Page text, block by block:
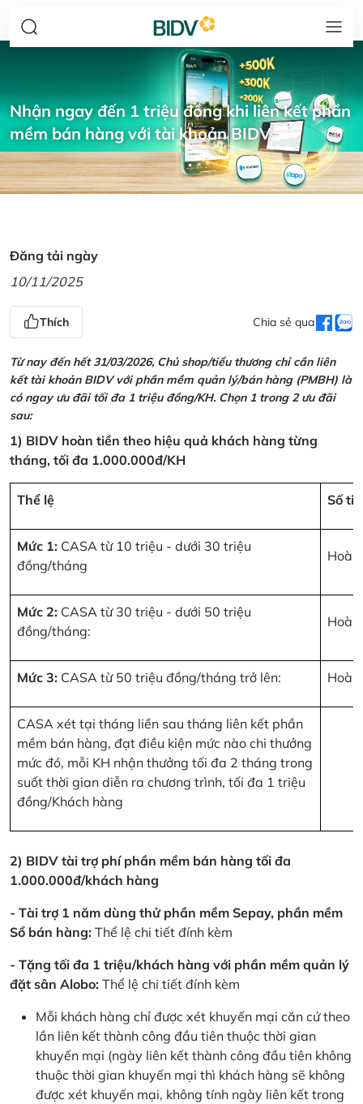
Nhận ngay đến 1 triệu đồng khi liên kết phần
mềm bán hàng với tài khoản BIDV
Đăng tải ngày
10/11/2025
Thích Chia sẻ qua
Từ nay đến hết 31/03/2026, Chủ shop/tiểu thương chỉ cần liên
kết tài khoản BIDV với phần mềm quản lý/bán hàng (PMBH) là
có ngay ưu đãi tối đa 1 triệu đồng/KH. Chọn 1 trong 2 ưu đãi
sau:
1) BIDV hoàn tiền theo hiệu quả khách hàng từng
tháng, tối đa 1.000.000đ/KH
Thể lệ Số
Mức 1: CASA từ 10 triệu - dưới 30 triệu
đồng/tháng
Mức 2: CASA từ 30 triệu - dưới 50 triệu
đồng/tháng:
Mức 3: CASA từ 50 triệu đồng/tháng trở lên:
CASA xét tại tháng liền sau tháng liên kết phần
mềm bán hàng, đạt điều kiện mức nào chi thưởng
mức đó, mỗi KH nhận thưởng tối đa 2 tháng trong
suốt thời gian diễn ra chương trình, tối đa 1 triệu
đồng/Khách hàng
2) BIDV tài trợ phí phần mềm bán hàng tối đa
1.000.000đ/khách hàng
- Tài trợ 1 năm dùng thử phần mềm Sepay, phần mềm
Sổ bán hàng: Thể lệ chi tiết đính kèm
- Tặng tối đa 1 triệu/khách hàng với phần mềm quản lý
đặt sân Alobo: Thể lệ chi tiết đính kèm
Mỗi khách hàng chỉ được xét khuyến mại căn cứ theo
lần liên kết thành công đầu tiên thuộc thời gian
khuyến mại (ngày liên kết thành công đầu tiên không
thuộc thời gian khuyến mại thì khách hàng sẽ không
được xét khuyến mại, không tính ngày liên kết trong